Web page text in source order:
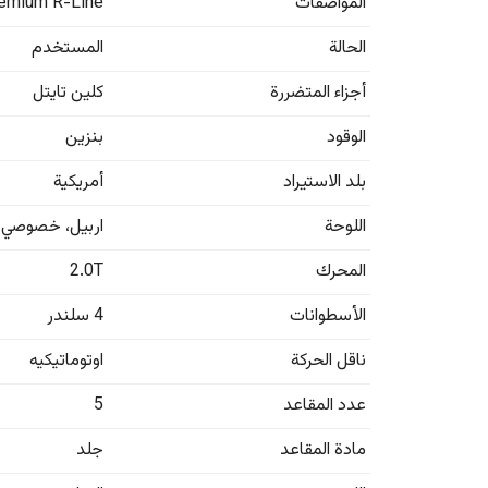
الحالة
المستخدم
أجزاء المتضررة
كلين تايتل
الوقود
بنزين
بلد الاستيراد
أمريكية
اللوحة
اربيل، خصوصي
المحرك
2.0T
الأسطوانات
4 سلندر
ناقل الحركة
اوتوماتيكيه
عدد المقاعد
5
مادة المقاعد
جلد